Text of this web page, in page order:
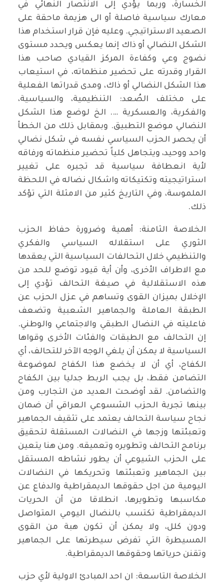
الخسارة، وربما يؤدي إلى الانتصار النهائي في
معارك سياسية فاصلة أو الى هزيمة ماحقة على
الصعيد الاستراتيجي. وعليه فإن قرار استخدام هذا
الشكل النضالي أو ذاك إنما يعكس ويحدد مستوى
نضوج وعي وكفاءة المركز القيادي صاحب هذا
القرار وقدرته على تحضير منظماته، في استيعاب
هذا الشكل النضالي أو ذاك، ومدى قدراتها الفعلية
على مختلف الصُعد: التنظيمية، والسياسية،
والفكرية، والعسكرية …. الخ لوضع هذا الشكل
النضالي موضع التطبيق. وبمقابل ذلك من الخطأ
أن يحصر الحزب السياسي نفسه في شكل نضالي
واحد ووحيد، ويتجاهل كلياً تحضير منظماته ورفاقه
لأية انعطافة سياسية قد تجبره على تغيير
استراتيجيته وتكتيكاته واشكال نضاله في اللحظة
الملموسة، وفي التاريخ كثير من الامثلة التي تؤكد
ذلك.
الخلاصة الثامنة: أهمية وضرورة حفاظ الحزب
الثوري على استقلاله السياسي والفكري
والتنظيمي خلال التحالفات السياسية التي يعقدها
مع الاطراف الأخرى، وأن أية قيود توضع للحد من
هذه الاستقلالية في صيغة التحالف تؤدي إلى
الإخلال بميزان القوى وتساهم في عزل الحزب عن
الطبقة العاملة والجماهير الشعبية وتضعف
فاعليته في النضال الطبقي والاجتماعي والوطني.
إن التحالف مع الطبقات والفئات الأخرى وقواها
السياسية لا يمكن أن يلغي الوجه الآخر للتحالف، أي
الكفاح، أي أن لا يخضع هذا الكفاح لموضوعة
التضامن فقط، بل يجب الربط جدليا بين الكفاح
والتضامن. لقد أوضحت العديد من التجارب ومن
بينها تجربة الحزب الشسوعي العراقي أن ضمان
نجاح سياسة التحالف يعتمد على تثقيف الجماهير
وتعبئتها وزجها في النضالات المستقلة لتحقيق
برنامج التحالف وتطويره وتعميقه. ومن هنا يتعين
على الحزب الشيوعي أن يطور نشاطه المستقل
بين الجماهير وتعبئتها وتحريكها في النضالات
اليومية من اجل حقوقها الديمقراطية والدفاع عن
مكاسبها وتطويرها، انطلاقا من أن الحريات
الديمقراطية تكتسب بالنضال اليومي المتواصل
ودون كلل، ولا يمكن أن تكون هبة من القوى
المسيطرة التي تفرض سيطرتها على الجماهير
وتقنن حرياتها وحقوقها الديمقراطية.
الخلاصة التاسعة: ان احد المبادئ الاولية لأي حزب